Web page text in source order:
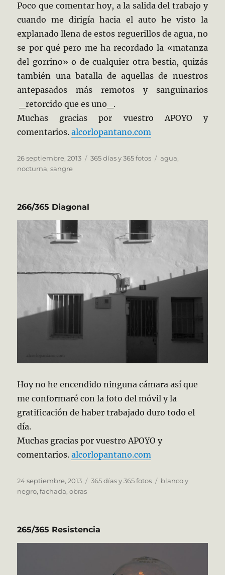
Poco que comentar hoy, a la salida del trabajo y
cuando me dirigía hacia el auto he visto la
explanado llena de estos reguerillos de agua, no
se por qué pero me ha recordado la «matanza
del gorrino» o de cualquier otra bestia, quizás
también una batalla de aquellas de nuestros
antepasados más remotos y sanguinarios
_retorcido que es uno_.
Muchas gracias por vuestro APOYO y
comentarios.alcorlopantano.com
Publicado
el
26 septiembre, 2013 Categorías
365 días y 365 fotos Etiquetas
agua,
nocturna,sangre
266/365 Diagonal
Hoy no he encendido ninguna cámara así que
me conformaré con la foto del móvil y la
gratificación de haber trabajado duro todo el
día.
Muchas gracias por vuestro APOYO y
comentarios.alcorlopantano.com
Publicado
el
24 septiembre, 2013 Categorías
365 días y 365 fotos Etiquetas
blanco y
negro,fachada,obras
265/365 Resistencia